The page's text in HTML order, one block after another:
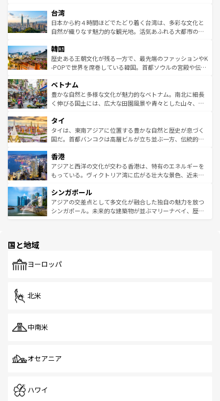
情報は
人々、おいしいローカルフードやハワイアンミュージッ
ク、伝統的なフラダンスなど、すべてがハワイの魅力を彩
っている。訪れるたびに新しい発見と感動が待っているハ
はコンテンツ一覧
リアリーフや大陸中央部にそびえるウルル（エアーズロッ
ク）、タスマニアの美しい原生林やケアンズの熱帯雨林な
ど、見どころがたくさん。また、カフェやワイン、オージ
いる。アクティビティも充実しており、サーフィンやダイ
ビング、ハイキングなど、アウトドア好きにはたまらな
い。オーストラリアの多彩な魅力を存分に味わいつくそ
参照してほしい。
台湾
日本から約４時間ほどでたどり着く台湾は、多彩な文化と
自然が織りなす魅力的な観光地。活気あふれる大都市の台
ン）、静ひつな山岳地帯である台湾東部など、都市の喧騒
と山間の静けさが共存しており、訪れる人に新しい発見と
驚きをもたらしてくれる。また、奥深い台湾の食文化も魅
容にもいいと評判のスイーツなど、バラエティ豊かな料理
が味わえる。 なお、新着の台湾情報は コンテンツ一覧を参
照してほしい。
韓国
歴史ある王朝文化が残る一方で、最先端のファッションやK
-POPで世界を席巻している韓国。首都ソウルの宮殿や伝統
き、地方に足を延ばせば四季折々の自然美を楽しむことが
できる。そして、キムチや焼肉、絶品のストリートフード
まで、さまざまな韓国料理が待っている。夜には、韓国な
リティに包まれながら、韓国の多彩な魅力を心ゆくまで味
わってみてほしい。 なお、新着の韓国情報はコンテンツ一
覧を参照してほしい。
ベトナム
豊かな自然と多様な文化が魅力的なベトナム。南北に細長
く伸びる国土には、広大な田園風景や青々とした山々、世
急速な発展と共に伝統が息づく。ハノイの古い町並みやホ
ーチミン市のフランス統治時代の建物も、独特の雰囲気を
醸し出している。また、バラエティの豊かさとおいしさで
とつ。フォーやバインミー、ベトナムコーヒーなどは、ぜ
ひ現地で味わいたい。どの地域を訪れてもあたたかい人々
が旅行者を迎えてくれるので、きっと忘れられない旅にな
参照してほしい。
タイ
タイは、東南アジアに位置する豊かな自然と歴史が息づく
国だ。首都バンコクは高層ビルが立ち並ぶ一方、伝統的な
の活気が交差している。北部ではチェンマイなどの山岳地
帯で自然と触れ合い、南部ではプーケットやクラビの美し
いビーチでリゾート気分を楽しむことができる。タイ料理
激する。気候は一年中温暖で、どの季節にも異なる楽しみ
が待っている。親しみやすいタイの人々、仏教を中心とし
た文化、そして多様な観光資源が、訪れる旅人を魅了し続
香港
アジアと西洋の文化が交わる香港は、特有のエネルギーを
もっている。ヴィクトリア湾に広がる壮大な景色、近未来
み、どこを訪れても感動するはず。観光スポットが密集し
ており、効率よく見どころを回れるのも魅力。息をのむよ
うな絶景から文化的な体験まで、香港を存分に楽しみ尽く
シンガポール
アジアの交差点として多文化が融合した独自の魅力を放つ
シンガポール。未来的な建築物が並ぶマリーナベイ、歴史
で、ホーカーズは地元の風情を楽しめる外せないスポット
国と地域
ヨーロッパ
北米
中南米
オセアニア
ハワイ